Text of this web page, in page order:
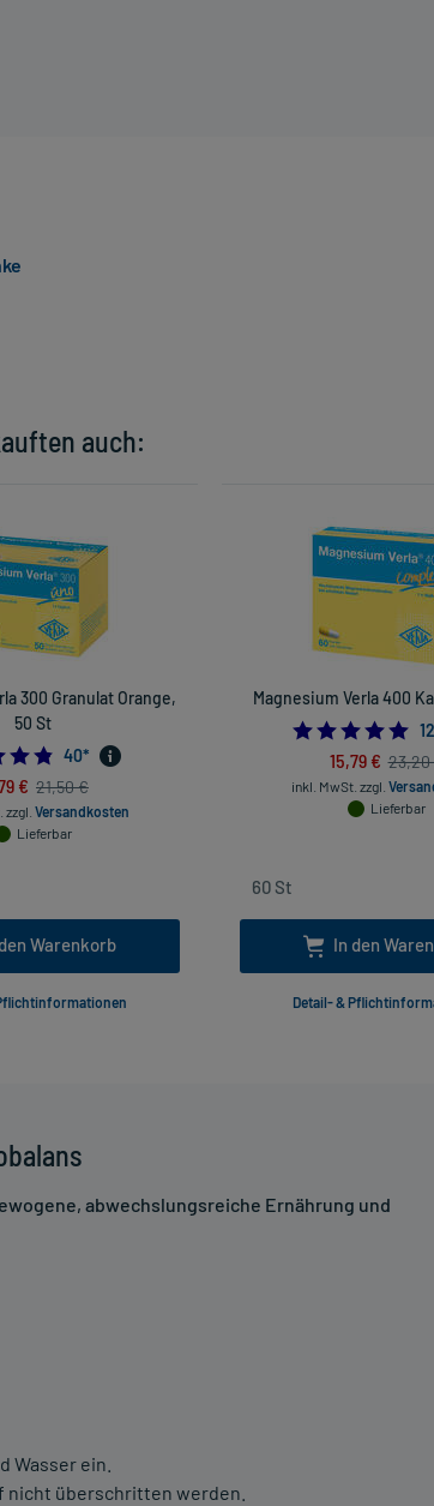
abwechslungsreiche Ernährung und
Wasser ein.
nicht überschritten werden.
auch:
300 Granulat Orange,
50 St
4.825
40*
€ 21,50 €
zzgl. Versandkosten
Lieferbar
Warenkorb
Magnesium Verla 400
12
15,79 € 23,20
inkl. MwSt. zzgl.
Lieferbar
In den
Detail- &